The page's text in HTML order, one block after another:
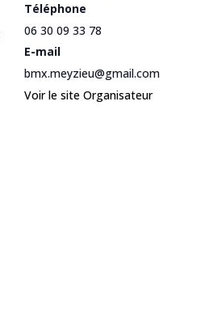
Téléphone
06 30 09 33 78
E-mail
bmx.meyzieu@gmail.com
Voir le site Organisateur